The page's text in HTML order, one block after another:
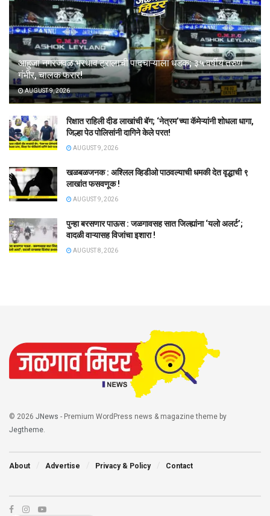
आहुजा नगरजवळ भरधाव ट्रालाची पादचाऱ्याला धडक; ३५ वर्षीय तरुण
गंभीर, चालक फरार!
AUGUST 9, 2026
रिक्षात राहिली दीड लाखांची बॅग; ‘नेत्रम’च्या कॅमेऱ्यांनी शोधला धागा,
जिल्हा पेठ पोलिसांनी दागिने केले परत!
AUGUST 9, 2026
खळबळजनक : अश्लिल व्हिडीओ पाठवल्याची धमकी देत वृद्धाची ९
लाखांत फसवणूक !
AUGUST 9, 2026
पुन्हा बरसणार पाऊस : जळगावसह सात जिल्ह्यांना ‘यलो अलर्ट’;
वादळी वाऱ्यासह विजांचा इशारा !
AUGUST 8, 2026
© 2026 JNews - Premium WordPress news & magazine theme by
Jegtheme
About Advertise Privacy & Policy Contact